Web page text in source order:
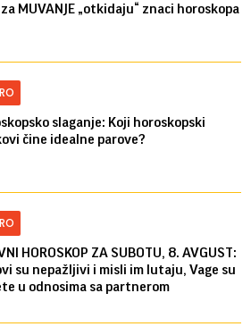
MUVANJE „otkidaju“ znaci horoskopa
slaganje: Koji horoskopski
čine idealne parove?
HOROSKOP ZA SUBOTU, 8. AVGUST:
su nepažljivi i misli im lutaju, Vage su
u odnosima sa partnerom